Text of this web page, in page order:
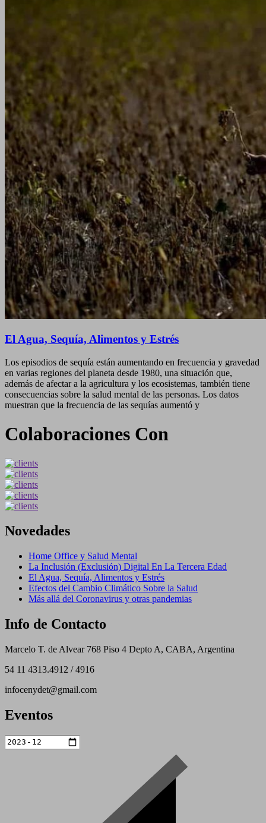
El Agua, Sequía, Alimentos y Estrés
Los episodios de sequía están aumentando en frecuencia y gravedad
en varias regiones del planeta desde 1980, una situación que,
además de afectar a la agricultura y los ecosistemas, también tiene
consecuencias sobre la salud mental de las personas. Los datos
muestran que la frecuencia de las sequías aumentó y
Colaboraciones Con
Novedades
Home Office y Salud Mental
La Inclusión (Exclusión) Digital En La Tercera Edad
El Agua, Sequía, Alimentos y Estrés
Efectos del Cambio Climático Sobre la Salud
Más allá del Coronavirus y otras pandemias
Info de Contacto
Marcelo T. de Alvear 768 Piso 4 Depto A, CABA, Argentina
54 11 4313.4912 / 4916
infocenydet@gmail.com
Eventos